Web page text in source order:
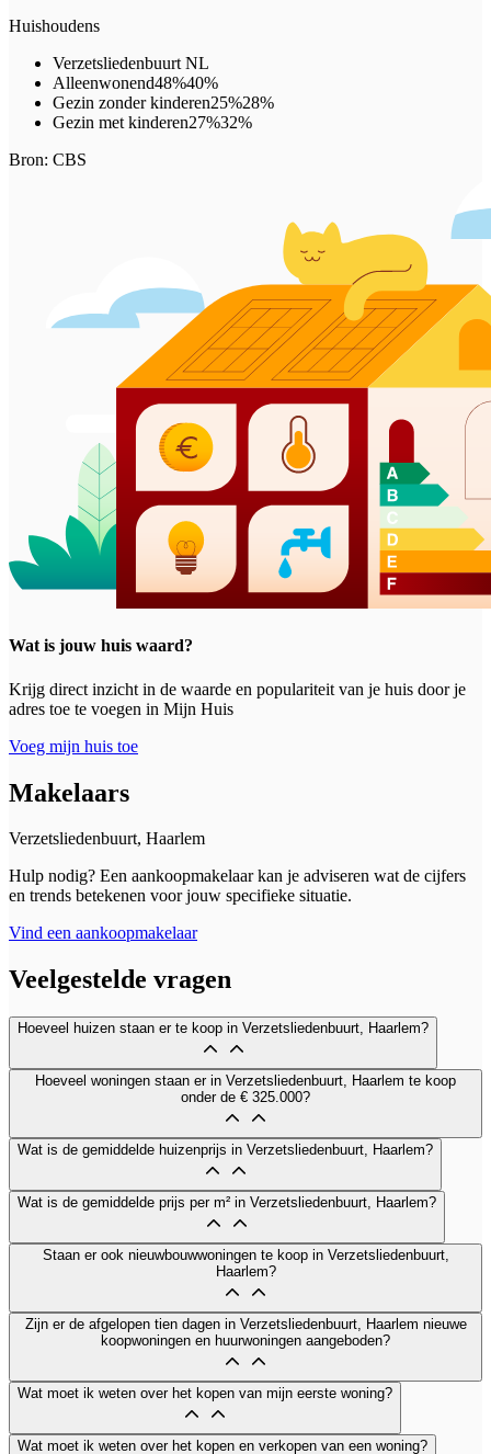
Huishoudens
Verzetsliedenbuurt NL
Alleenwonend48%40%
Gezin zonder kinderen25%28%
Gezin met kinderen27%32%
Bron: CBS
Wat is jouw huis waard?
Krijg direct inzicht in de waarde en populariteit van je huis door je
adres toe te voegen in Mijn Huis
Voeg mijn huis toe
Makelaars
Verzetsliedenbuurt, Haarlem
Hulp nodig? Een aankoopmakelaar kan je adviseren wat de cijfers
en trends betekenen voor jouw specifieke situatie.
Vind een aankoopmakelaar
Veelgestelde vragen
Hoeveel huizen staan er te koop in Verzetsliedenbuurt, Haarlem?
Hoeveel woningen staan er in Verzetsliedenbuurt, Haarlem te koop
onder de € 325.000?
Wat is de gemiddelde huizenprijs in Verzetsliedenbuurt, Haarlem?
Wat is de gemiddelde prijs per m² in Verzetsliedenbuurt, Haarlem?
Staan er ook nieuwbouwwoningen te koop in Verzetsliedenbuurt,
Haarlem?
Zijn er de afgelopen tien dagen in Verzetsliedenbuurt, Haarlem nieuwe
koopwoningen en huurwoningen aangeboden?
Wat moet ik weten over het kopen van mijn eerste woning?
Wat moet ik weten over het kopen en verkopen van een woning?